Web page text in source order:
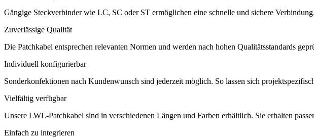
Gängige Steckverbinder wie LC, SC oder ST ermöglichen eine schnelle und sichere
Zuverlässige Qualität
Die Patchkabel entsprechen relevanten Normen und werden nach hohen Qualitätsstandards
Individuell konfigurierbar
Sonderkonfektionen nach Kundenwunsch sind jederzeit möglich. So lassen sich
Vielfältig verfügbar
Unsere LWL-Patchkabel sind in verschiedenen Längen und Farben erhältlich. Sie erhalten
Einfach zu integrieren